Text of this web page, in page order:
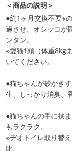
＜商品の説明＞
●約1ヶ月交換不要※
過させ、オシッコが
ンタン。
※愛猫1頭（体重8kg
いてください。
●猫ちゃんが砂かき
生、しっかり消臭、
●猫ちゃんの手に挟
もラクラク。
※デオトイレ取り替
比。